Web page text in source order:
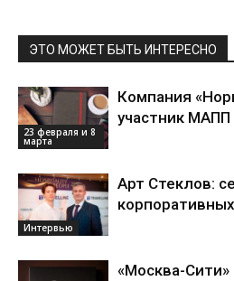
ЭТО МОЖЕТ БЫТЬ ИНТЕРЕСНО
23 февраля и 8
марта
Компания
участник МАПП
Интервью
Арт Стеклов:
«Москва-